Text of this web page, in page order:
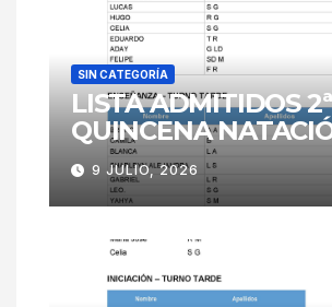
SIN CATEGORÍA
LISTA ADMITIDOS 2ª
QUINCENA
9 JULIO, 2026